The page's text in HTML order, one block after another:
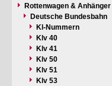
Rottenwagen & Anhänger
Deutsche Bundesbahn
Kl-Nummern
Klv 40
Klv 41
Klv 50
Klv 51
Klv 53